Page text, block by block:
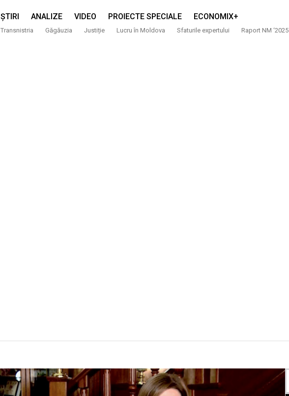
ȘTIRI ANALIZE VIDEO PROIECTE SPECIALE ECONOMIX+
Transnistria Găgăuzia Justiție Lucru în Moldova Sfaturile expertului Raport NM ‘2025